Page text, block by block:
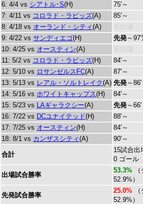
6: 4/4 vs シアトル･S(H) 75'～
7: 4/11 vs コロラド・ラピッズ(A) 85'～
8: 4/18 vs オーランド・シティ(A) 不出場
9: 4/22 vs サンディエゴ(H) 先発～
10: 4/25 vs オースティン(A) 不出場
11: 5/2 vs コロラド・ラピッズ(H) 84'～
12: 5/10 vs ロサンゼルスFC(A) 87'～
13: 5/13 vs レアル・ソルトレイク(A) 先発～86'
14: 5/16 vs ホワイトキャップス(H) 84'～
15: 5/23 vs LAギャラクシー(A) 先発～66'
16: 7/22 vs DCユナイテッド(H) 88'～
17: 7/25 vs オースティン(H) 84'～
18: 8/1 vs カンザスシティ(A) 90'～
合計
15試合出
0 ゴール
出場試合勝率
53.3%
52.9%）
先発試合勝率
25.0%
52.9%）